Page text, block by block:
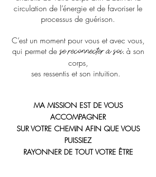
circulation de l’énergie et de favoriser le
processus de guérison.
C’est un moment pour vous et avec vous,
qui permet de se reconnecter à soi,à son
corps,
ses ressentis et son intuition.
MA MISSION EST DE VOUS
ACCOMPAGNER
SUR VOTRE CHEMIN AFIN QUE VOUS
PUISSIEZ
RAYONNER DE TOUT VOTRE ÊTRE